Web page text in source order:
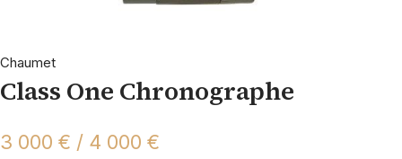
Chaumet
Class One Chronographe
3 000 € / 4 000 €